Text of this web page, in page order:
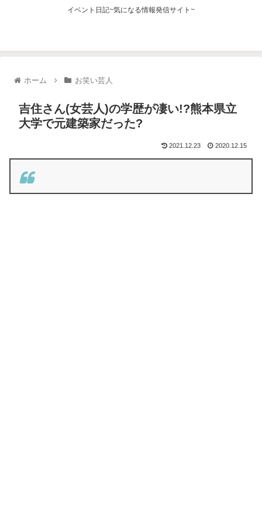
イベント日記~気になる情報発信サイト~
ホーム お笑い芸人
吉住さん(女芸人)の学歴が凄い!?熊本県立
大学で元建築家だった?
2021.12.23 2020.12.15